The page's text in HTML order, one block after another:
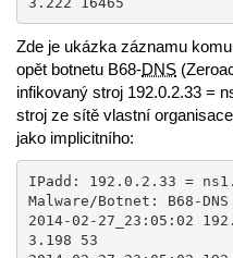
Zde je ukázka záznamu
opět botnetu B68-DNS
infikovaný stroj 192.0.2.33 =
stroj ze sítě vlastní
jako implicitního:
IPadd: 192.0.2.33 =
Malware/Botnet: B68-
2014-02-27_23:05:02
3.198 53